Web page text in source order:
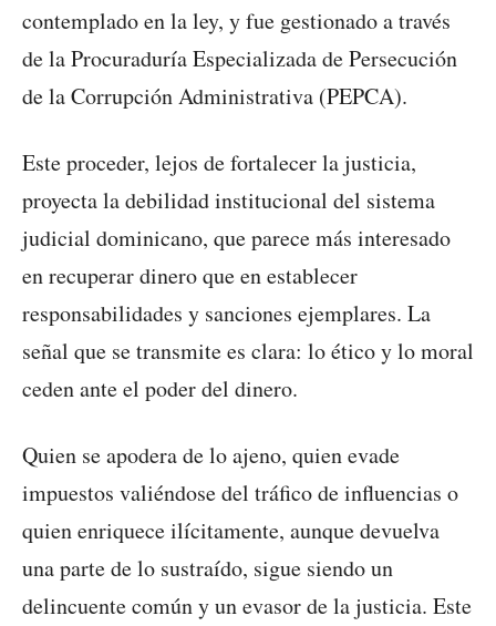
contemplado en la ley, y fue gestionado a través
de la Procuraduría Especializada de Persecución
de la Corrupción Administrativa (PEPCA).
Este proceder, lejos de fortalecer la justicia,
proyecta la debilidad institucional del sistema
judicial dominicano, que parece más interesado
en recuperar dinero que en establecer
responsabilidades y sanciones ejemplares. La
señal que se transmite es clara: lo ético y lo moral
ceden ante el poder del dinero.
Quien se apodera de lo ajeno, quien evade
impuestos valiéndose del tráfico de influencias o
quien enriquece ilícitamente, aunque devuelva
una parte de lo sustraído, sigue siendo un
delincuente común y un evasor de la justicia. Este